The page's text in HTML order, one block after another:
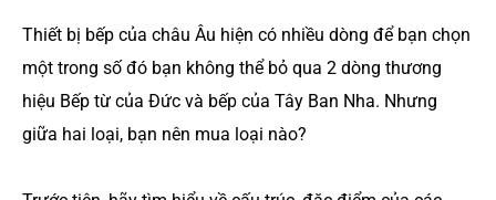
Thiết bị bếp của châu Âu hiện có nhiều dòng để bạn chọn
một trong số đó bạn không thể bỏ qua 2 dòng thương
hiệu Bếp từ của Đức và bếp của Tây Ban Nha. Nhưng
giữa hai loại, bạn nên mua loại nào?